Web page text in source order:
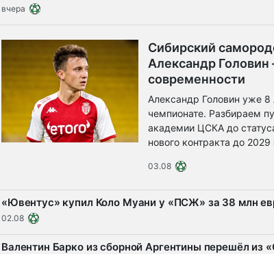
вчера
Сибирский
Александр
современности
Александр Головин уже 8
чемпионате. Разбираем
академии ЦСКА до
нового контракта до 2029
03.08
«Ювентус» купил Коло Муани у «ПСЖ» за 38 млн
02.08
Валентин Барко из сборной Аргентины перешёл из